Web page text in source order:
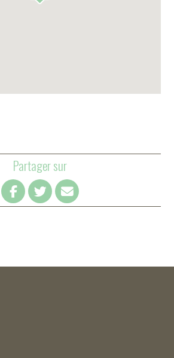
Partager sur